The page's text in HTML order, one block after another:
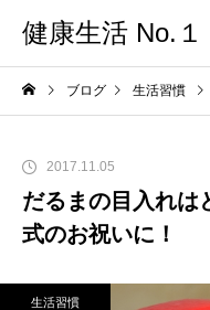
健康生活 No.１
ブログ 生活習慣
2017.11.05
だるまの目入れは
式のお祝いに！
生活習慣